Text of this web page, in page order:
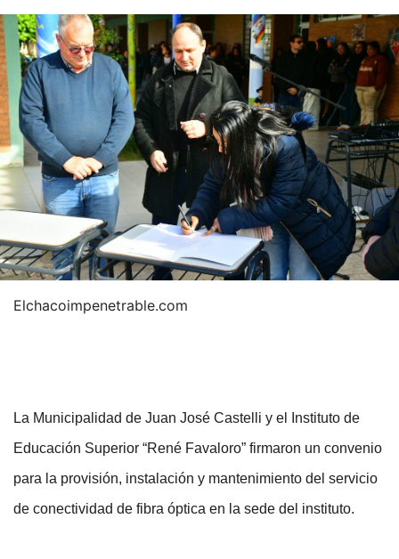
Elchacoimpenetrable.com
La Municipalidad de Juan José Castelli y el Instituto de
Educación Superior “René Favaloro” firmaron un convenio
para la provisión, instalación y mantenimiento del servicio
de conectividad de fibra óptica en la sede del instituto.